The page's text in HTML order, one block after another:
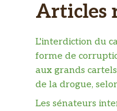
Articles
L'interdiction du
forme de
aux grands
de la drogue,
Les sénateurs